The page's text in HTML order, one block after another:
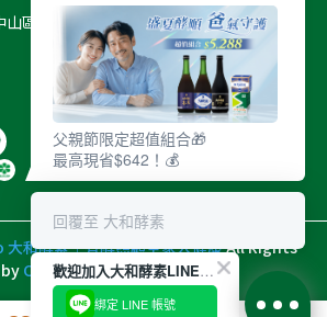
區南京東路二段8號11樓
大和酵素｜有酵照顧全家人健康All Rights
CYBERBIZ.
父親節限定超值組合🎁
最高現省$642！💰
回覆至 大和酵素
歡迎加入大和酵素LINE好友
綁定 LINE 帳號